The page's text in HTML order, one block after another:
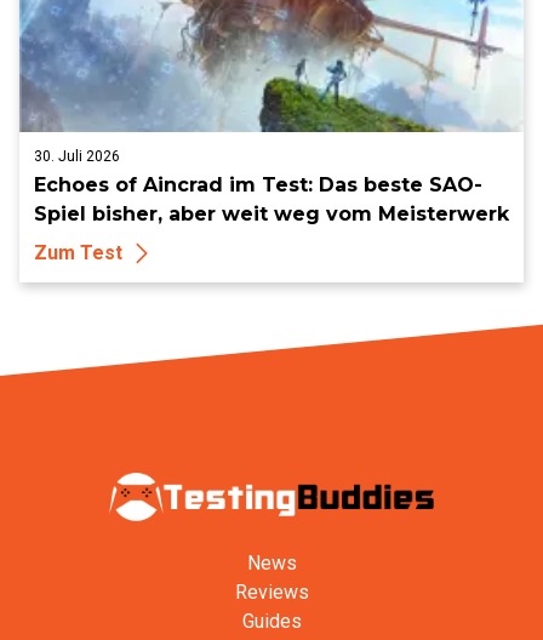
30. Juli 2026
Echoes of Aincrad im Test: Das beste SAO-
Spiel bisher, aber weit weg vom Meisterwerk
Zum Test
News
Reviews
Guides